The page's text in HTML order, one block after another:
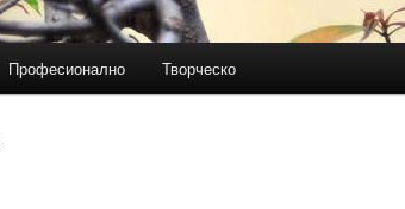
Професионално Творческо